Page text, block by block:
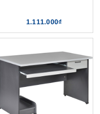
1.111.000₫